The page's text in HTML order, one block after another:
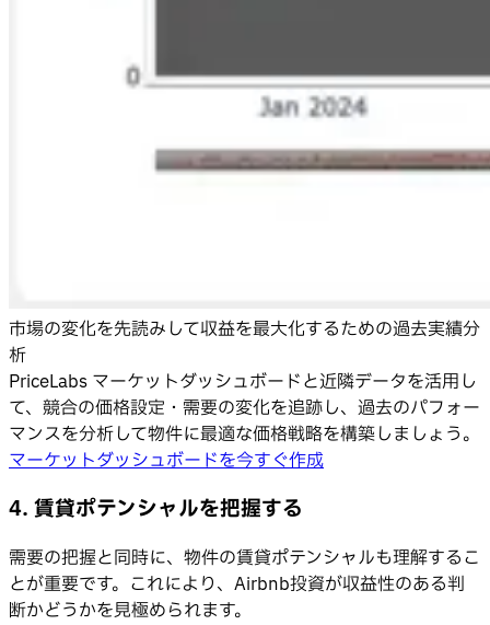
市場の変化を先読みして収益を最大化するための過去実績分
析
PriceLabs マーケットダッシュボードと近隣データを活用し
て、競合の価格設定・需要の変化を追跡し、過去のパフォー
マンスを分析して物件に最適な価格戦略を構築しましょう。
マーケットダッシュボードを今すぐ作成
4. 賃貸ポテンシャルを把握する
需要の把握と同時に、物件の賃貸ポテンシャルも理解するこ
とが重要です。これにより、Airbnb投資が収益性のある判
断かどうかを見極められます。